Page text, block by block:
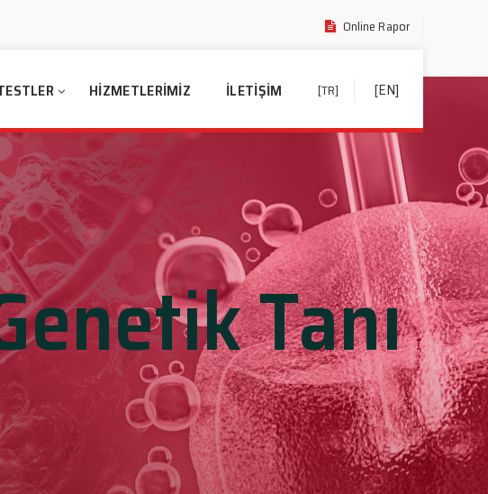
Online Rapor
HIZMETLERIMIZ İLETIŞIM [TR] [EN]
Tanı